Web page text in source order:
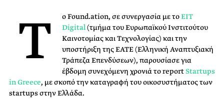
Τ ο Found.ation, σε συνεργασία με τοEIT
Digital(τμήμα του Ευρωπαϊκού Ινστιτούτου
Καινοτομίας και Τεχνολογίας) και την
υποστήριξη της EATE (Ελληνική Αναπτυξιακή
Τράπεζα Επενδύσεων), παρουσίασε για
έβδομη συνεχόμενη χρονιά το reportStartups
in Greece, με σκοπό την καταγραφή του οικοσυστήματος των
startups στην Ελλάδα.